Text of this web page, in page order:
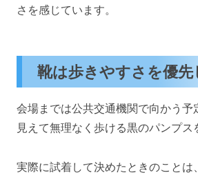
さを感じています。
靴は歩きやすさを優先
会場までは公共交通機関で向かう予
見えて無理なく歩ける黒のパンプス
実際に試着して決めたときのことは